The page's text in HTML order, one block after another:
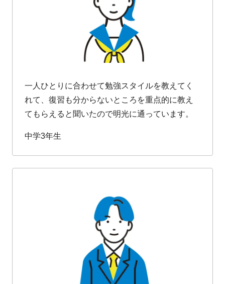
一人ひとりに合わせて勉強スタイルを教えてく
れて、復習も分からないところを重点的に教え
てもらえると聞いたので明光に通っています。
中学3年生